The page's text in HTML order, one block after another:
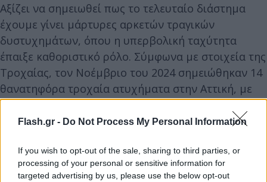
Flash.gr - Do Not Process My Personal Information
If you wish to opt-out of the sale, sharing to third parties, or
processing of your personal or sensitive information for
targeted advertising by us, please use the below opt-out
Αξίζει να σημειωθεί πως το τελευταίο διάστημα
έχουμε γίνει μάρτυρες αρκετών τραγικών
δυστυχημάτων, όπου η υπερβολική ταχύτητα
έπαιξε καθοριστικό ρόλο. Σύμφωνα με στοιχεία της
Τροχαίας, τον Νοέμβριο του 2024 σημειώθηκαν 14
θανατηφόρα τροχαία ατυχήματα στην Αττική, με
ισάριθμους νεκρούς, ενώ καταγράφηκαν συνολικά
583 παθόντες σε 501 ατυχήματα.
παραβάσεις για υπέρβαση του ορίου ταχύτητας,
υπογραμμίζοντας την έκταση του προβλήματος.